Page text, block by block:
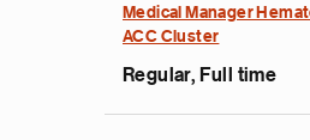
Medical Manager
ACC Cluster
Regular, Full time